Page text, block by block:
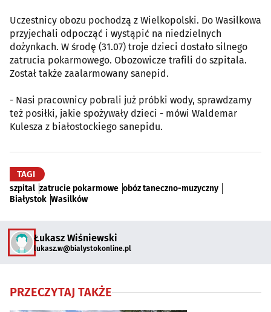
Uczestnicy obozu pochodzą z Wielkopolski. Do Wasilkowa
przyjechali odpocząć i wystąpić na niedzielnych
dożynkach. W środę (31.07) troje dzieci dostało silnego
zatrucia pokarmowego. Obozowicze trafili do szpitala.
Został także zaalarmowany sanepid.
- Nasi pracownicy pobrali już próbki wody, sprawdzamy
też posiłki, jakie spożywały dzieci - mówi Waldemar
Kulesza z białostockiego sanepidu.
TAGI
szpital zatrucie pokarmowe obóz taneczno-muzyczny
Białystok Wasilków
Łukasz Wiśniewski
lukasz.w@bialystokonline.pl
PRZECZYTAJ TAKŻE